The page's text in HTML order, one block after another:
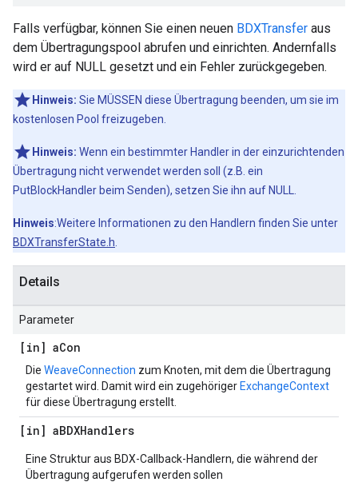
Falls verfügbar, können Sie einen neuen BDXTransfer aus
dem Übertragungspool abrufen und einrichten. Andernfalls
wird er auf NULL gesetzt und ein Fehler zurückgegeben.
Hinweis: Sie MÜSSEN diese Übertragung beenden, um sie im
kostenlosen Pool freizugeben.
Hinweis: Wenn ein bestimmter Handler in der einzurichtenden
Übertragung nicht verwendet werden soll (z.B. ein
PutBlockHandler beim Senden), setzen Sie ihn auf NULL.
Hinweis:Weitere Informationen zu den Handlern finden Sie unter
BDXTransferState.h
Details
Parameter
[in] aCon
Die WeaveConnection zum Knoten, mit dem die Übertragung
gestartet wird. Damit wird ein zugehöriger ExchangeContext
für diese Übertragung erstellt.
[in] aBDXHandlers
Eine Struktur aus BDX-Callback-Handlern, die während der
Übertragung aufgerufen werden sollen